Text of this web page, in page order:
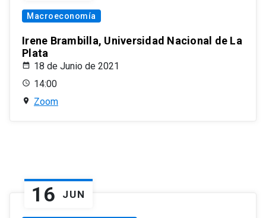
Macroeconomía
Irene Brambilla, Universidad Nacional de La
Plata
18 de Junio de 2021
14:00
Zoom
16 JUN